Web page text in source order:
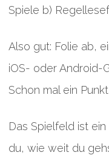
Spiele b)
Also gut: Folie ab,
iOS- oder Android-
Schon mal ein
Das Spielfeld ist
du, wie weit du